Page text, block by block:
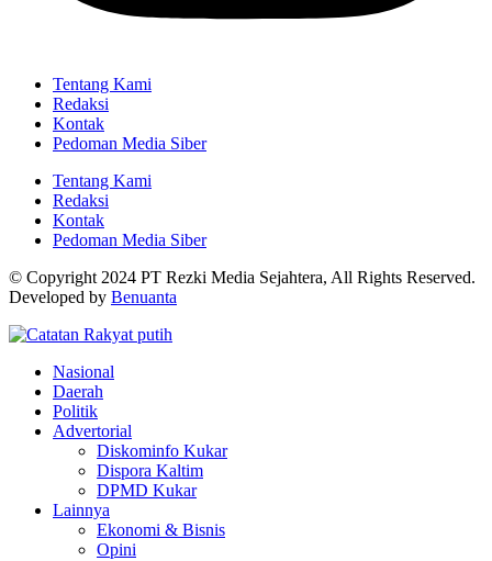
Tentang Kami
Redaksi
Kontak
Pedoman Media Siber
Tentang Kami
Redaksi
Kontak
Pedoman Media Siber
© Copyright 2024 PT Rezki Media Sejahtera, All Rights Reserved.
Developed by Benuanta
Nasional
Daerah
Politik
Advertorial
Diskominfo Kukar
Dispora Kaltim
DPMD Kukar
Lainnya
Ekonomi & Bisnis
Opini